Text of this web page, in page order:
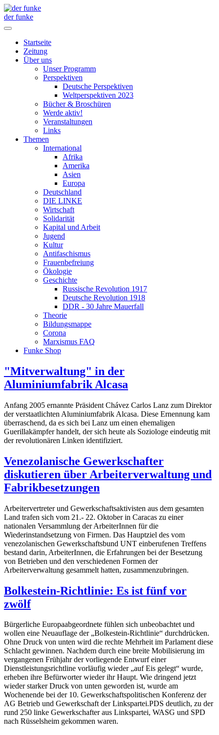
der funke
Startseite
Zeitung
Über uns
Unser Programm
Perspektiven
Deutsche Perspektiven
Weltperspektiven 2023
Bücher & Broschüren
Werde aktiv!
Veranstaltungen
Links
Themen
International
Afrika
Amerika
Asien
Europa
Deutschland
DIE LINKE
Wirtschaft
Solidarität
Kapital und Arbeit
Jugend
Kultur
Antifaschismus
Frauenbefreiung
Ökologie
Geschichte
Russische Revolution 1917
Deutsche Revolution 1918
DDR - 30 Jahre Mauerfall
Theorie
Bildungsmappe
Corona
Marxismus FAQ
Funke Shop
"Mitverwaltung" in der
Aluminiumfabrik Alcasa
Anfang 2005 ernannte Präsident Chávez Carlos Lanz zum Direktor
der verstaatlichten Aluminiumfabrik Alcasa. Diese Ernennung kam
überraschend, da es sich bei Lanz um einen ehemaligen
Guerillakämpfer handelt, der sich heute als Soziologe eindeutig mit
der revolutionären Linken identifiziert.
Venezolanische Gewerkschafter
diskutieren über Arbeiterverwaltung und
Fabrikbesetzungen
Arbeitervertreter und Gewerkschaftsaktivisten aus dem gesamten
Land trafen sich vom 21.- 22. Oktober in Caracas zu einer
nationalen Versammlung der ArbeiterInnen für die
Wiederinstandsetzung von Firmen. Das Hauptziel des vom
venezolanischen Gewerkschaftsbund UNT einberufenen Treffens
bestand darin, ArbeiterInnen, die Erfahrungen bei der Besetzung
von Betrieben und den verschiedenen Formen der
Arbeiterverwaltung gesammelt hatten, zusammenzubringen.
Bolkestein-Richtlinie: Es ist fünf vor
zwölf
Bürgerliche Europaabgeordnete fühlen sich unbeobachtet und
wollen eine Neuauflage der „Bolkestein-Richtlinie“ durchdrücken.
Ohne Druck von unten wird die rechte Mehrheit im Parlament diese
Schlacht gewinnen. Nachdem durch eine breite Mobilisierung im
vergangenen Frühjahr der vorliegende Entwurf einer
Dienstleistungsrichtline vorläufig wieder „auf Eis gelegt“ wurde,
erheben ihre Befürworter wieder ihr Haupt. Wie dringend jetzt
wieder starker Druck von unten geworden ist, wurde am
Wochenende bei der 10. Gewerkschaftspolitischen Konferenz der
AG Betrieb und Gewerkschaft der Linkspartei.PDS deutlich, zu der
rund 250 linke Gewerkschafter aus Linkspartei, WASG und SPD
nach Rüsselsheim gekommen waren.